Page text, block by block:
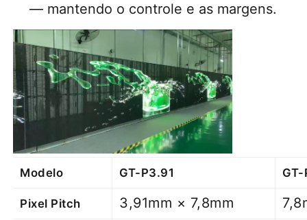
— mantendo o controle e as margens.
Modelo GT-P3.91 GT-
Pixel Pitch 3,91mm × 7,8mm